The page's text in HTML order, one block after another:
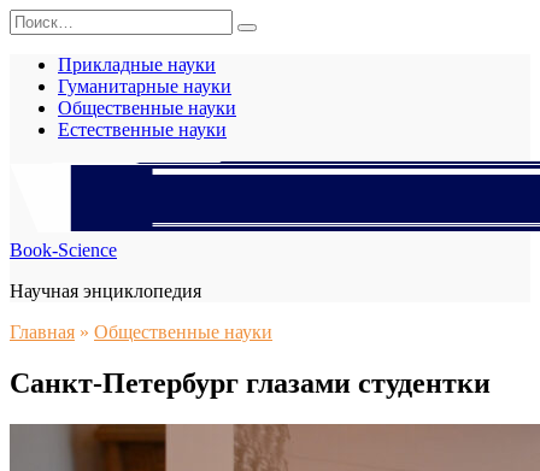
Перейти
к
содержанию
Search
for:
Прикладные науки
Гуманитарные науки
Общественные науки
Естественные науки
Book-Science
Научная энциклопедия
Главная » Общественные науки
Санкт-Петербург глазами студентки